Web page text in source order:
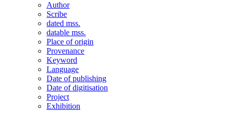
Author
Scribe
dated mss.
datable mss.
Place of origin
Provenance
Keyword
Language
Date of publishing
Date of digitisation
Project
Exhibition